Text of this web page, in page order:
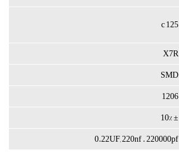
125 c
X7R
SMD
1206
± 10%
0.22UF, 220nf . 220000pf